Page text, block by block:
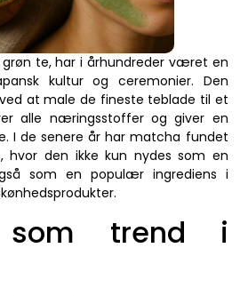
te, har i århundreder været en
kultur og ceremonier. Den
at male de fineste teblade til et
alle næringsstoffer og giver en
I de senere år har matcha fundet
hvor den ikke kun nydes som en
som en populær ingrediens i
som trend i